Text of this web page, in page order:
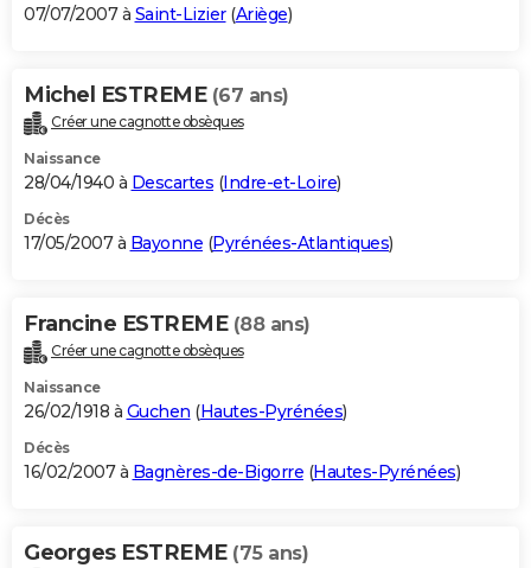
07/07/2007 à Saint-Lizier(Ariège)
Michel ESTREME (67 ans)
Créer une cagnotte obsèques
Naissance
28/04/1940 à Descartes (Indre-et-Loire)
Décès
17/05/2007 à Bayonne (Pyrénées-Atlantiques)
Francine ESTREME (88 ans)
Créer une cagnotte obsèques
Naissance
26/02/1918 à Guchen (Hautes-Pyrénées)
Décès
16/02/2007 à Bagnères-de-Bigorre (Hautes-Pyrénées)
Georges ESTREME (75 ans)